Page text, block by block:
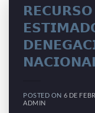
𝗥𝗘𝗖𝗨𝗥𝗦𝗢
POSTED ON 6 DE
ADMIN